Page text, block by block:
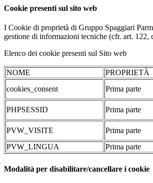
Cookie presenti sul sito web
I Cookie di proprietà di Gruppo Spaggiari
gestione di informazioni tecniche (cfr. art.
Elenco dei cookie presenti sul Sito web
NOME PROPRIETÀ
cookies_consent
Prima parte
PHPSESSID
Prima parte
PVW_VISITE
Prima parte
PVW_LINGUA
Prima parte
Modalità per disabilitare/cancellare i cookie